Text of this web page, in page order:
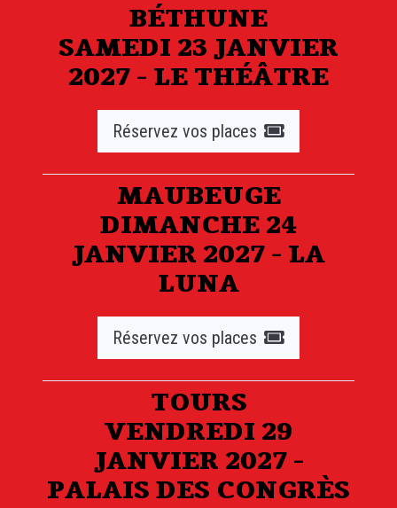
BÉTHUNE
SAMEDI 23 JANVIER
2027 - LE THÉÂTRE
Réservez vos places
MAUBEUGE
DIMANCHE 24
JANVIER 2027 - LA
LUNA
Réservez vos places
TOURS
VENDREDI 29
JANVIER 2027 -
PALAIS DES CONGRÈS